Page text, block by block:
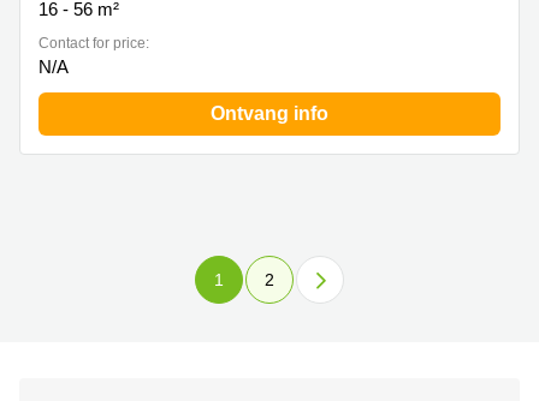
16 - 56 m²
Contact for price:
N/A
Ontvang info
1 2